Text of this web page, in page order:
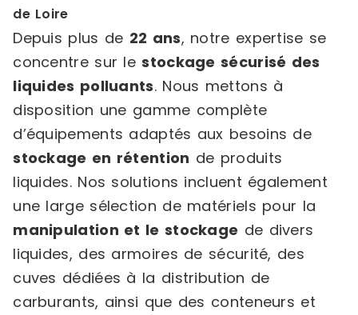
de Loire
Depuis plus de 22 ans, notre expertise se
concentre sur lestockage sécurisé des
liquides polluants. Nous mettons à
disposition une gamme complète
d’équipements adaptés aux besoins de
stockage en rétention de produits
liquides. Nos solutions incluent également
une large sélection de matériels pour la
manipulation et le stockage de divers
liquides, des armoires de sécurité, des
cuves dédiées à la distribution de
carburants, ainsi que des conteneurs et